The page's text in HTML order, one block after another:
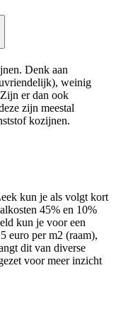
Denk aan
weinig
er dan ook
zijn meestal
kozijnen.
kun je als volgt kort
45% en 10%
kun je voor een
euro per m2 (raam),
dit van diverse
voor meer inzicht